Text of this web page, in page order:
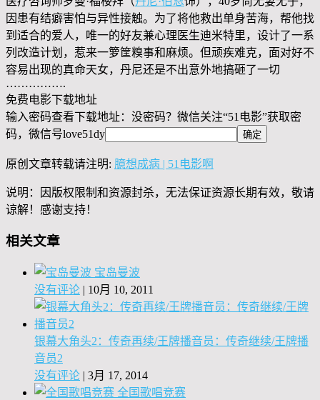
因患有结癖害怕与异性接触。为了将他救出单身苦海，帮他找
到适合的爱人，唯一的好友兼心理医生迪米特里，设计了一系
列改造计划，惹来一箩筐糗事和麻烦。但顽疾难克，面对好不
容易出现的真命天女，丹尼还是不出意外地搞砸了一切
…………….
免费电影下载地址
输入密码查看下载地址：没密码？微信关注“51电影”获取密
码，微信号love51dy
原创文章转载请注明: 臆想成病 | 51电影啊
说明：因版权限制和资源封杀，无法保证资源长期有效，敬请
谅解！感谢支持！
相关文章
宝岛曼波
没有评论 | 10月 10, 2011
银幕大角头2：传奇再续/王牌播音员：传奇继续/王牌播
音员2
没有评论 | 3月 17, 2014
全国歌唱竞赛